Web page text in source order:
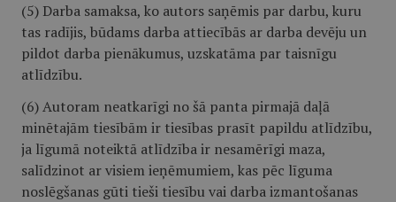
(5) Darba samaksa, ko autors saņēmis par darbu, kuru
tas radījis, būdams darba attiecībās ar darba devēju un
pildot darba pienākumus, uzskatāma par taisnīgu
atlīdzību.
(6) Autoram neatkarīgi no šā panta pirmajā daļā
minētajām tiesībām ir tiesības prasīt papildu atlīdzību,
ja līgumā noteiktā atlīdzība ir nesamērīgi maza,
salīdzinot ar visiem ieņēmumiem, kas pēc līguma
noslēgšanas gūti tieši tiesību vai darba izmantošanas